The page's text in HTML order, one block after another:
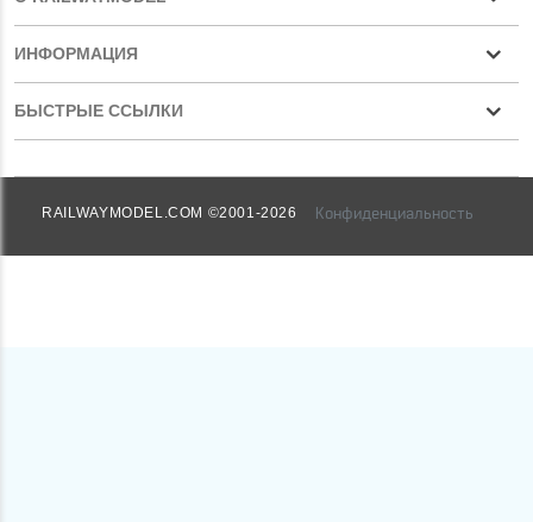
ИНФОРМАЦИЯ
БЫСТРЫЕ ССЫЛКИ
RAILWAYMODEL.COM ©2001-2026 Конфиденциальность